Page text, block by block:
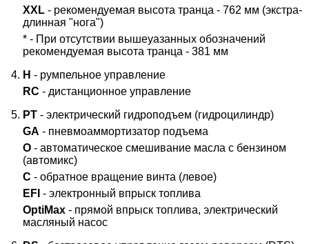
XXL - рекомендуемая высота транца - 762 мм (экстра-
длинная "нога")
* - При отсутствии вышеуазанных обозначений
рекомендуемая высота транца - 381 мм
H - румпельное управление
RC - дистанционное управление
PT - электрический гидроподъем (гидроцилиндр)
GA - пневмоаммортизатор подъема
O - автоматическое смешивание масла с бензином
(автомикс)
C - обратное вращение винта (левое)
EFI - электронный впрыск топлива
OptiMax - прямой впрыск топлива, электрический
масляный насос